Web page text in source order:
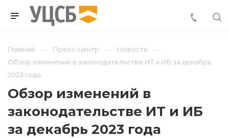
Главная Пресс-центр
Новости
Обзор изменений в законодательстве ИТ и ИБ за декабрь
2023 года
Обзор изменений в
законодательстве ИТ и ИБ
за декабрь 2023 года